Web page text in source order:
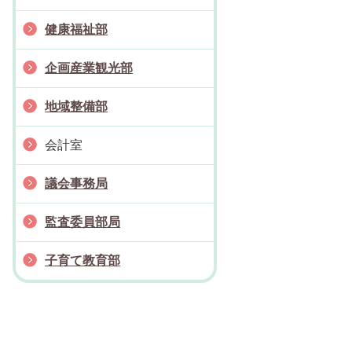
健康福祉部
企画産業観光部
地域整備部
会計室
議会事務局
監査委員部局
子育て教育部